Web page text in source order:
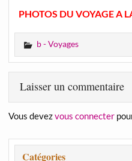
PHOTOS DU VOYAGE A
b - Voyages
Laisser un commentaire
Vous devezvous connecter
Catégories